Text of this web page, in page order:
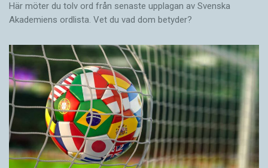
Här möter du tolv ord från senaste upplagan av Svenska
Akademiens ordlista. Vet du vad dom betyder?